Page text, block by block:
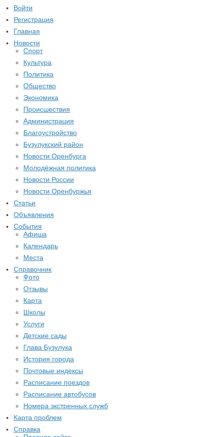
Войти
Регистрация
Главная
Новости
Спорт
Культура
Политика
Общество
Экономика
Происшествия
Администрация
Благоустройство
Бузулукский район
Новости Оренбурга
Молодёжная политика
Новости России
Новости Оренбуржья
Статьи
Объявления
События
Афиша
Календарь
Места
Справочник
Фото
Отзывы
Карта
Школы
Услуги
Детские сады
Глава Бузулука
История города
Почтовые индексы
Расписание поездов
Расписание автобусов
Номера экстренных служб
Карта проблем
Справка